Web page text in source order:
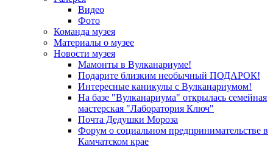
Видео
Фото
Команда музея
Материалы о музее
Новости музея
Мамонты в Вулканариуме!
Подарите близким необычный ПОДАРОК!
Интересные каникулы с Вулканариумом!
На базе "Вулканариума" открылась семейная
мастерская "Лаборатория Ключ"
Почта Дедушки Мороза
Форум о социальном предпринимательстве в
Камчатском крае